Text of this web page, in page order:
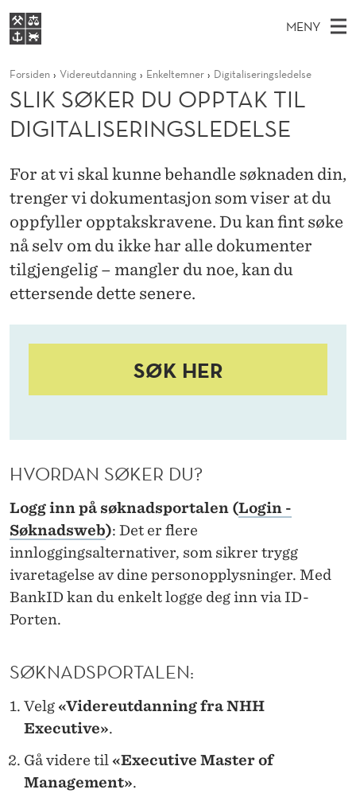
S
L
K
S
Ø
K
E
R
D
U
K
T
L
D
G
T
A
MENY
O
V
E
M
E
N
Y
BIBLIOTEKET
Ø
I
N
E
E
E
T
Forsiden
Studier
Forskning
Om NHH
Alumni
Forsiden Videreutdanning Enkeltemner Digitaliseringsledelse
SLIK SØKER DU OPPTAK TIL
DIGITALISERINGSLEDELSE
For at vi skal kunne behandle søknaden din,
trenger vi dokumentasjon som viser at du
oppfyller opptakskravene. Du kan fint søke
nå selv om du ikke har alle dokumenter
tilgjengelig – mangler du noe, kan du
ettersende dette senere.
SØK HER
HVORDAN SØKER DU?
Logg inn på søknadsportalen (Login -
Søknadsweb): Det er flere
innloggingsalternativer, som sikrer trygg
ivaretagelse av dine personopplysninger. Med
BankID kan du enkelt logge deg inn via ID-
Porten.
SØKNADSPORTALEN:
Velg«Videreutdanning fra NHH
Executive».
Gå videre til «Executive Master of
Management».